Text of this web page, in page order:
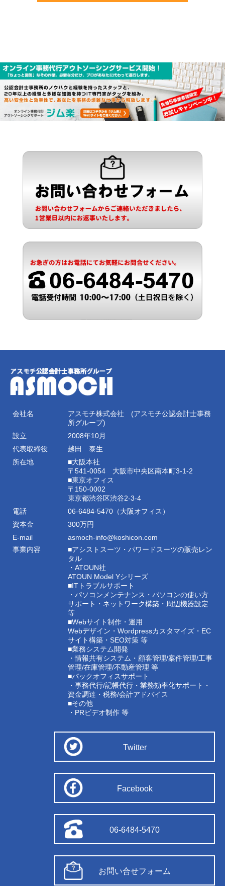
会社名
アスモチ株式会社 (アスモチ公認会計士事務
所グループ)
設立
2008年10月
代表取締役
越田 泰生
所在地
■大阪本社
〒541-0054 大阪市中央区南本町3-1-2
■東京オフィス
〒150-0002
東京都渋谷区渋谷2-3-4
電話
06-6484-5470（大阪オフィス）
資本金
300万円
E-mail
asmoch-info@koshicon.com
事業内容
■アシストスーツ・パワードスーツの販売レン
タル
・ATOUN社
ATOUN Model Yシリーズ
■ITトラブルサポート
・パソコンメンテナンス・パソコンの使い方
サポート・ネットワーク構築・周辺機器設定
等
■Webサイト制作・運用
Webデザイン・Wordpressカスタマイズ・EC
サイト構築・SEO対策 等
■業務システム開発
・情報共有システム・顧客管理/案件管理/工事
管理/在庫管理/不動産管理 等
■バックオフィスサポート
・事務代行/記帳代行・業務効率化サポート・
資金調達・税務/会計アドバイス
■その他
・PRビデオ制作 等
Twitter
Facebook
06-6484-5470
お問い合せフォーム